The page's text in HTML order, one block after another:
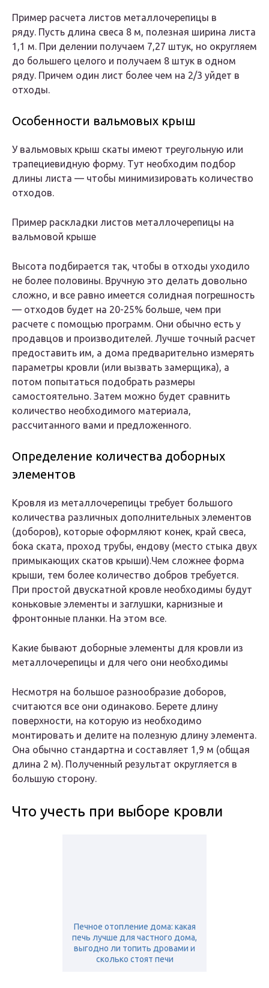
Пример расчета листов металлочерепицы в
ряду. Пусть длина свеса 8 м, полезная ширина листа
1,1 м. При делении получаем 7,27 штук, но округляем
до большего целого и получаем 8 штук в одном
ряду. Причем один лист более чем на 2/3 уйдет в
отходы.
Особенности вальмовых крыш
У вальмовых крыш скаты имеют треугольную или
трапециевидную форму. Тут необходим подбор
длины листа — чтобы минимизировать количество
отходов.
Пример раскладки листов металлочерепицы на
вальмовой крыше
Высота подбирается так, чтобы в отходы уходило
не более половины. Вручную это делать довольно
сложно, и все равно имеется солидная погрешность
— отходов будет на 20-25% больше, чем при
расчете с помощью программ. Они обычно есть у
продавцов и производителей. Лучше точный расчет
предоставить им, а дома предварительно измерять
параметры кровли (или вызвать замерщика), а
потом попытаться подобрать размеры
самостоятельно. Затем можно будет сравнить
количество необходимого материала,
рассчитанного вами и предложенного.
Определение количества доборных
элементов
Кровля из металлочерепицы требует большого
количества различных дополнительных элементов
(доборов), которые оформляют конек, край свеса,
бока ската, проход трубы, ендову (место стыка двух
примыкающих скатов крыши).Чем сложнее форма
крыши, тем более количество добров требуется.
При простой двускатной кровле необходимы будут
коньковые элементы и заглушки, карнизные и
фронтонные планки. На этом все.
Какие бывают доборные элементы для кровли из
металлочерепицы и для чего они необходимы
Несмотря на большое разнообразие доборов,
считаются все они одинаково. Берете длину
поверхности, на которую из необходимо
монтировать и делите на полезную длину элемента.
Она обычно стандартна и составляет 1,9 м (общая
длина 2 м). Полученный результат округляется в
большую сторону.
Что учесть при выборе кровли
Печное отопление дома: какая
печь лучше для частного дома,
выгодно ли топить дровами и
сколько стоят печи